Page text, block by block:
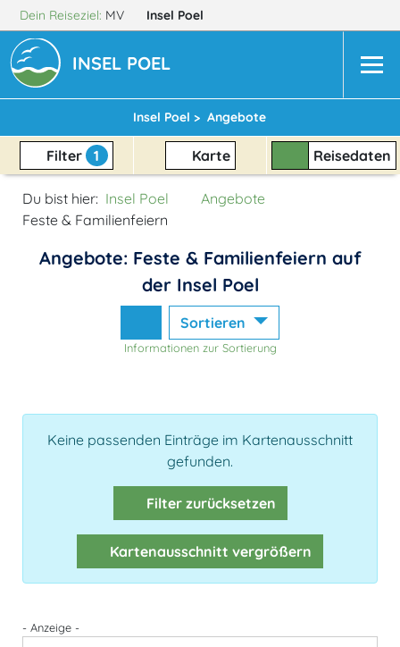
Dein Reiseziel: MV Insel Poel
INSEL POEL
Insel Poel > Angebote
Filter 1 Karte Reisedaten
Du bist hier: Insel Poel
Angebote
Feste & Familienfeiern
Angebote: Feste & Familienfeiern auf
der Insel Poel
Sortieren
Informationen zur Sortierung
Keine passenden Einträge im Kartenausschnitt
gefunden.
Filter zurücksetzen
Kartenausschnitt vergrößern
- Anzeige -